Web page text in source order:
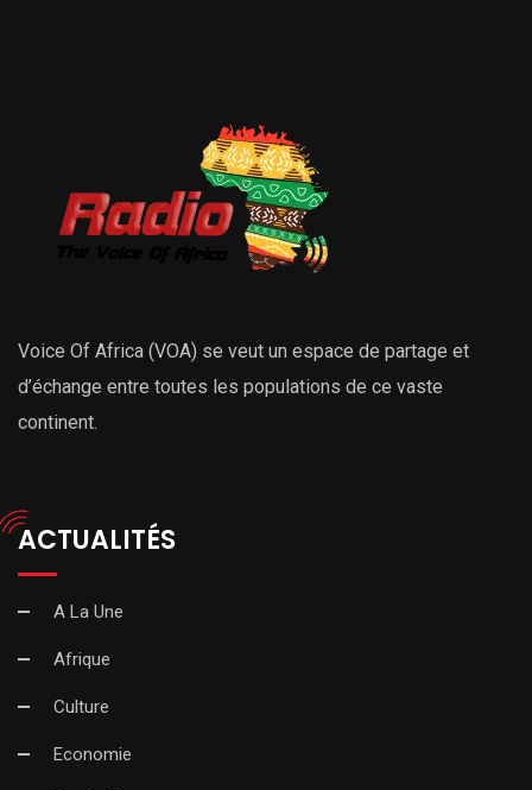
Voice Of Africa (VOA) se veut un espace de partage et
d’échange entre toutes les populations de ce vaste
continent.
ACTUALITÉS
A La Une
Afrique
Culture
Economie